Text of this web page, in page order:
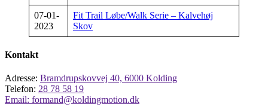
07-01-
2023
Fit Trail Løbe/Walk Serie – Kalvehøj
Skov
Kontakt
Adresse: Bramdrupskovvej 40, 6000 Kolding
Telefon: 28 78 58 19
Email: formand@koldingmotion.dk